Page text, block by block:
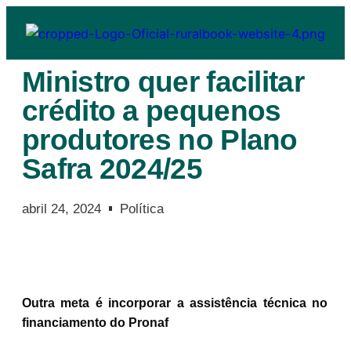
Ministro quer facilitar
crédito a pequenos
produtores no Plano
Safra 2024/25
abril 24, 2024 Política
Outra meta é incorporar a assistência técnica no
financiamento do Pronaf